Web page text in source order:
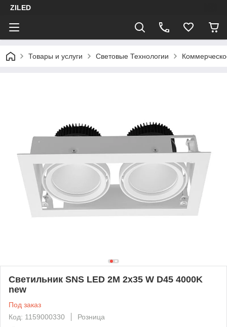
ZILED
Товары и услуги Световые Технологии
Светильник SNS LED 2M 2x35 W D45 4000K
new
Под заказ
Код: 1159000330
Розница